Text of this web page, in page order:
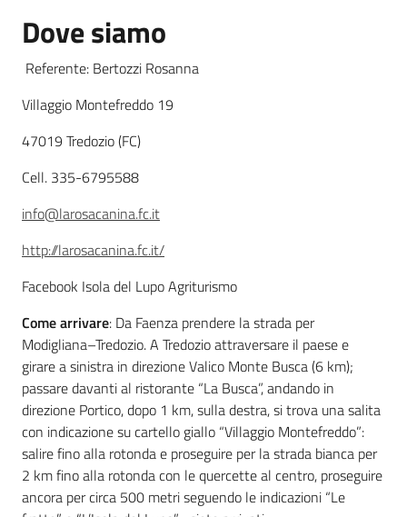
Servizi
Leggi atti bandi
progetti
Dove siamo
Referente: Bertozzi Rosanna
Villaggio Montefreddo 19
47019 Tredozio (FC)
Cell. 335-6795588
info@larosacanina.fc.it
http://larosacanina.fc.it/
Facebook Isola del Lupo Agriturismo
Come arrivare: Da Faenza prendere la strada per
Modigliana–Tredozio. A Tredozio attraversare il paese e
girare a sinistra in direzione Valico Monte Busca (6 km);
passare davanti al ristorante “La Busca”, andando in
direzione Portico, dopo 1 km, sulla destra, si trova una salita
con indicazione su cartello giallo “Villaggio Montefreddo”:
salire fino alla rotonda e proseguire per la strada bianca per
2 km fino alla rotonda con le quercette al centro, proseguire
ancora per circa 500 metri seguendo le indicazioni “Le